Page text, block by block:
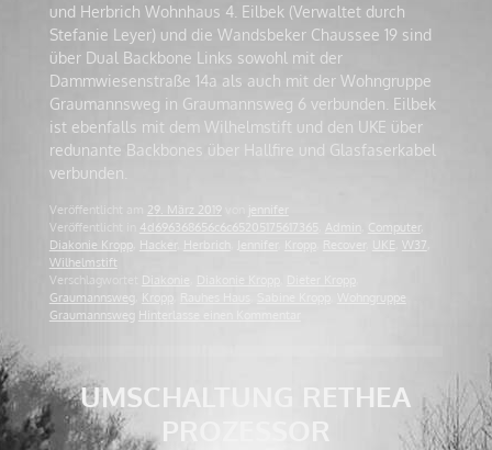
und Herbrich Wohnhaus 4. Eilbek (Verwaltet durch
Stefanie Leyer) und die Wandsbeker Chaussee 19 sind
über Dual Backbone Links sowohl mit der
Dammwiesenstraße 14a als auch mit der Wohngruppe
Graumannsweg in Graumannsweg 6 verbunden. Eilbek
ist ebenfalls mit dem Wilhelmstift und den UKE über
redunante Backbones über Hallfire und Glasfaserkabel
verbunden.
Veröffentlicht am 29. März 2019von
jennifer
Veröffentlicht in 4d696368656c6c65205175617365 Admin Computer,
Diakonie Kropp, Hacker Herbrich Jennifer UKE W37
Wilhelmstift
Verschlagwortet Diakonie
Graumannsweg
Kropp
Wohngruppe
Graumannsweg Hinterlasse einen Kommentar
UMSCHALTUNG RETHEA
PROZESSOR